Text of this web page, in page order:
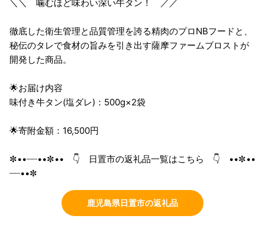
＼＼ 噛むほど味わい深い牛タン！ ／／
徹底した衛生管理と品質管理を誇る精肉のプロNBフードと、
秘伝のタレで食材の旨みを引き出す薩摩ファームブロストが
開発した商品。
🌟お届け内容
味付き牛タン(塩ダレ)：500g×2袋
🌟寄附金額：16,500円
✼••┈┈••✼•• 👇 日置市の返礼品一覧はこちら 👇 ••✼••
┈┈••✼
鹿児島県日置市の返礼品